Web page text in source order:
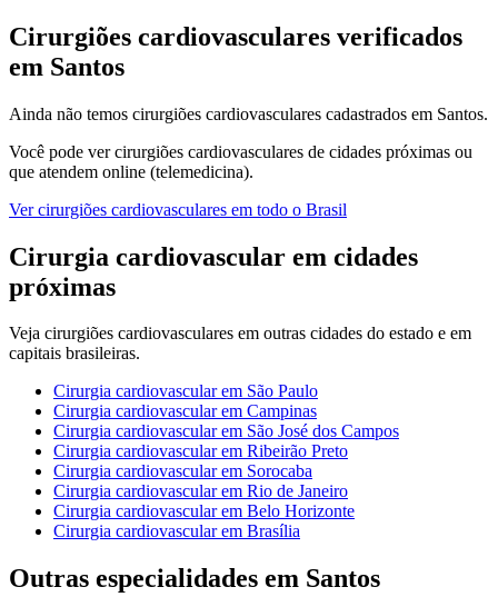
Cirurgiões cardiovasculares verificados
em Santos
Ainda não temos cirurgiões cardiovasculares cadastrados em Santos.
Você pode vercirurgiões cardiovasculares de cidades próximas ou
que atendem online (telemedicina).
Vercirurgiões cardiovasculares em todo o Brasil
Cirurgia cardiovascular em cidades
próximas
Veja cirurgiões cardiovasculares em outras cidades do estado e em
capitais brasileiras.
Cirurgia cardiovascularem São Paulo
Cirurgia cardiovascularem Campinas
Cirurgia cardiovascularem São José dos Campos
Cirurgia cardiovascularem Ribeirão Preto
Cirurgia cardiovascularem Sorocaba
Cirurgia cardiovascularem Rio de Janeiro
Cirurgia cardiovascularem Belo Horizonte
Cirurgia cardiovascularem Brasília
Outras especialidades em Santos